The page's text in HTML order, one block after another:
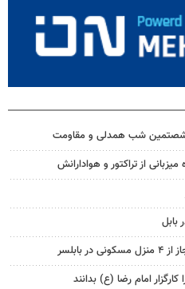
شب همدلی و مقاومت
میزبانی از تراکتور و هوادارانش
بابل
امام رضا (ع) بدانند